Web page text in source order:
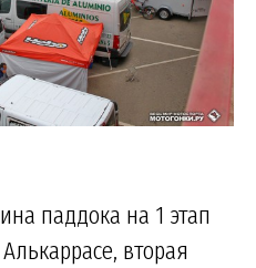
паддока на 1 этап
вторая